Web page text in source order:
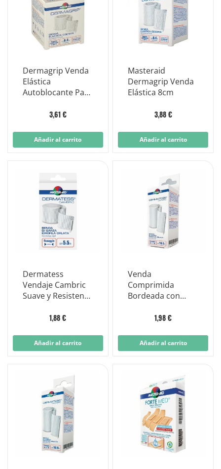
Dermagrip Venda
Elástica
Autoblocante Para
Compresivas
3,61 €
Añadir al carrito
Masteraid
Dermagrip Venda
Elástica 8cm
3,88 €
Añadir al carrito
Dermatess
Vendaje Cambric
Suave y Resistente
1,88 €
Añadir al carrito
Venda
Comprimida
Bordeada con
Dermatess
1,98 €
Añadir al carrito